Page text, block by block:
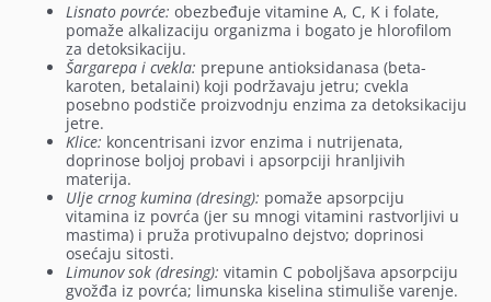
Lisnato povrće: obezbeđuje vitamine A, C, K i folate,
pomaže alkalizaciju organizma i bogato je hlorofilom
za detoksikaciju.
Šargarepa i cvekla: prepune antioksidanasa (beta-
karoten, betalaini) koji podržavaju jetru; cvekla
posebno podstiče proizvodnju enzima za detoksikaciju
jetre.
Klice: koncentrisani izvor enzima i nutrijenata,
doprinose boljoj probavi i apsorpciji hranljivih
materija.
Ulje crnog kumina (dresing): pomaže apsorpciju
vitamina iz povrća (jer su mnogi vitamini rastvorljivi u
mastima) i pruža protivupalno dejstvo; doprinosi
osećaju sitosti.
Limunov sok (dresing): vitamin C poboljšava apsorpciju
gvožđa iz povrća; limunska kiselina stimuliše varenje.